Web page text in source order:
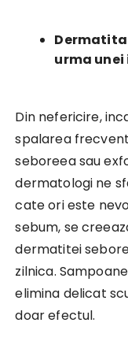
Dermatita
urma unei
Din nefericire,
spalarea
seboreea sau
dermatologi ne
cate ori este
sebum, se
dermatitei
zilnica.
elimina delicat
doar efectul.